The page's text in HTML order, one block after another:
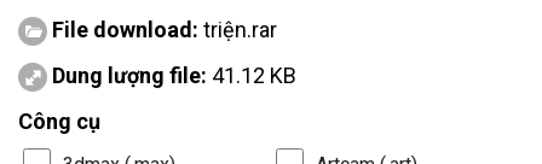
File download: triện.rar
Dung lượng file: 41.12 KB
Công cụ